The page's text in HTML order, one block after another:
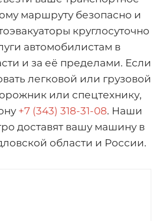
маршруту безопасно и
круглосуточно
автомобилистам в
и за её пределами. Если
легковой или грузовой
или спецтехнику,
+7 (343) 318-31-08. Наши
доставят вашу машину в
области и России.